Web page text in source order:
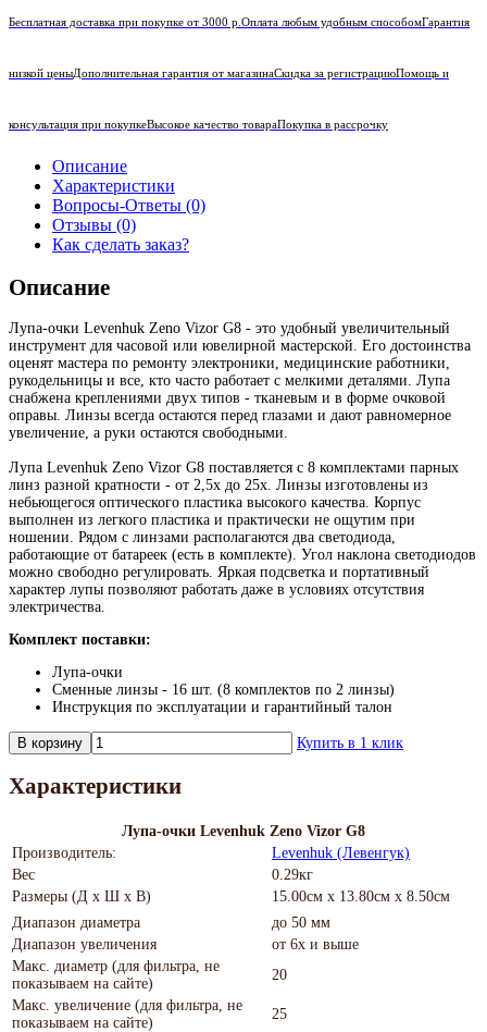
Бесплатная доставка при покупке от 3000 р. Оплата любым удобным способомГарантия
низкой ценыДополнительная гарантия от магазинаСкидка за регистрациюПомощь и
консультация при покупкеВысокое качество товараПокупка в рассрочку
Описание
Характеристики
Вопросы-Ответы (0)
Отзывы (0)
Как сделать заказ?
Описание
Лупа-очки Levenhuk Zeno Vizor G8 - это удобный увеличительный
инструмент для часовой или ювелирной мастерской. Его достоинства
оценят мастера по ремонту электроники, медицинские работники,
рукодельницы и все, кто часто работает с мелкими деталями. Лупа
снабжена креплениями двух типов - тканевым и в форме очковой
оправы. Линзы всегда остаются перед глазами и дают равномерное
увеличение, а руки остаются свободными.
Лупа Levenhuk Zeno Vizor G8 поставляется с 8 комплектами парных
линз разной кратности - от 2,5х до 25х. Линзы изготовлены из
небьющегося оптического пластика высокого качества. Корпус
выполнен из легкого пластика и практически не ощутим при
ношении. Рядом с линзами располагаются два светодиода,
работающие от батареек (есть в комплекте). Угол наклона светодиодов
можно свободно регулировать. Яркая подсветка и портативный
характер лупы позволяют работать даже в условиях отсутствия
электричества.
Комплект поставки:
Лупа-очки
Сменные линзы - 16 шт. (8 комплектов по 2 линзы)
Инструкция по эксплуатации и гарантийный талон
В корзину Купить в 1 клик
Характеристики
Лупа-очки Levenhuk Zeno Vizor G8
Производитель:
Levenhuk (Левенгук)
Вес
0.29кг
Размеры (Д х Ш х В)
15.00см x 13.80см x 8.50см
Диапазон диаметра
до 50 мм
Диапазон увеличения
от 6х и выше
Макс. диаметр (для фильтра, не
показываем на сайте)
20
Макс. увеличение (для фильтра, не
показываем на сайте)
25